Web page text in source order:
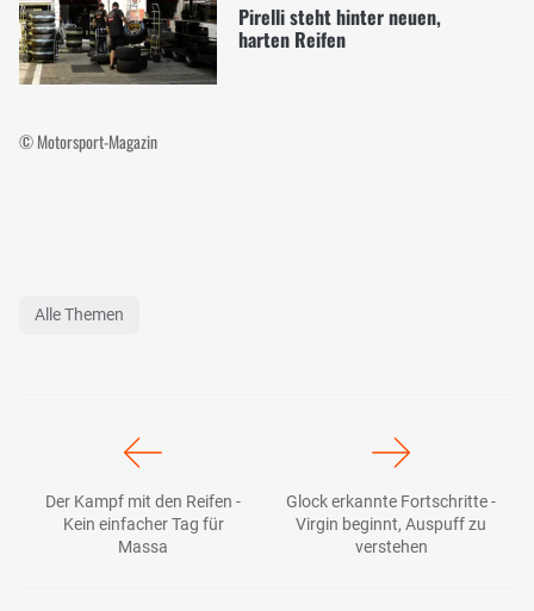
Pirelli steht hinter neuen,
harten Reifen
© Motorsport-Magazin
Alle Themen
Der Kampf mit den Reifen -
Kein einfacher Tag für
Massa
Glock erkannte Fortschritte -
Virgin beginnt, Auspuff zu
verstehen